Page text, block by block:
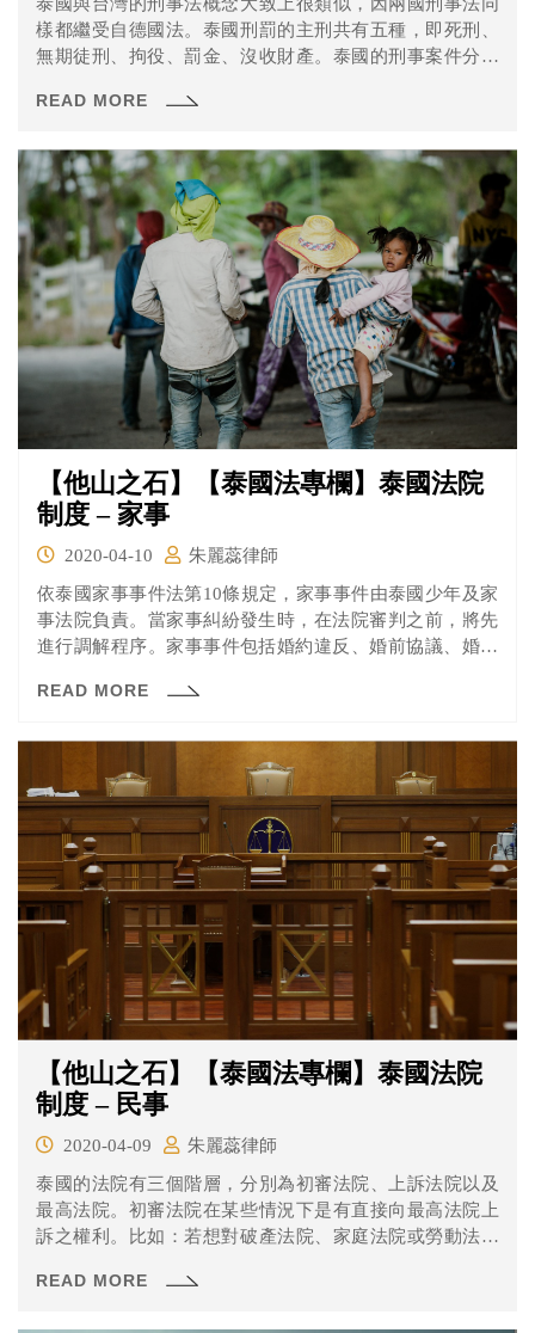
泰國與台灣的刑事法概念大致上很類似，因兩國刑事法同
樣都繼受自德國法。泰國刑罰的主刑共有五種，即死刑、
無期徒刑、拘役、罰金、沒收財產。泰國的刑事案件分爲
知悉犯人違法行爲及身分，並向警局提起告訴。
READ MORE
【他山之石】【泰國法專欄】泰國法院
制度 – 家事
2020-04-10
朱麗蕊律師
依泰國家事事件法第10條規定，家事事件由泰國少年及家
事法院負責。當家事糾紛發生時，在法院審判之前，將先
進行調解程序。家事事件包括婚約違反、婚前協議、婚姻
有77個行政區，每個行政區都有一所家事法院，但總共有
READ MORE
【他山之石】【泰國法專欄】泰國法院
制度 – 民事
2020-04-09
朱麗蕊律師
泰國的法院有三個階層，分別為初審法院、上訴法院以及
最高法院。初審法院在某些情況下是有直接向最高法院上
訴之權利。比如：若想對破產法院、家庭法院或勞動法院
上訴法院。
READ MORE